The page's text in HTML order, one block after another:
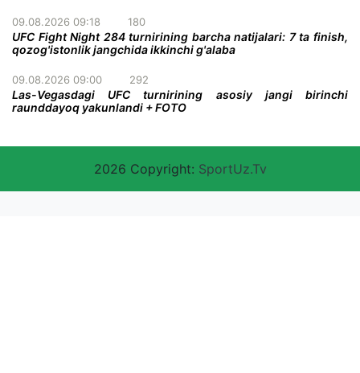
09.08.2026 09:18 180
UFC Fight Night 284 turnirining barcha natijalari: 7 ta finish,
qozog'istonlik jangchida ikkinchi g'alaba
09.08.2026 09:00 292
Las-Vegasdagi UFC turnirining asosiy jangi birinchi
raunddayoq yakunlandi + FOTO
2026 Copyright: SportUz.Tv